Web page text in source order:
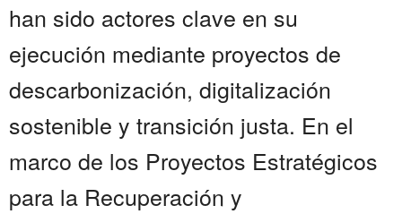
han sido actores clave en su
ejecución mediante proyectos de
descarbonización, digitalización
sostenible y transición justa. En el
marco de los Proyectos Estratégicos
para la Recuperación y